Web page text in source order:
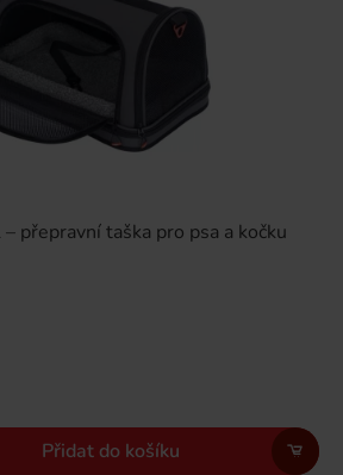
přepravní taška pro psa a kočku
Přidat do košíku